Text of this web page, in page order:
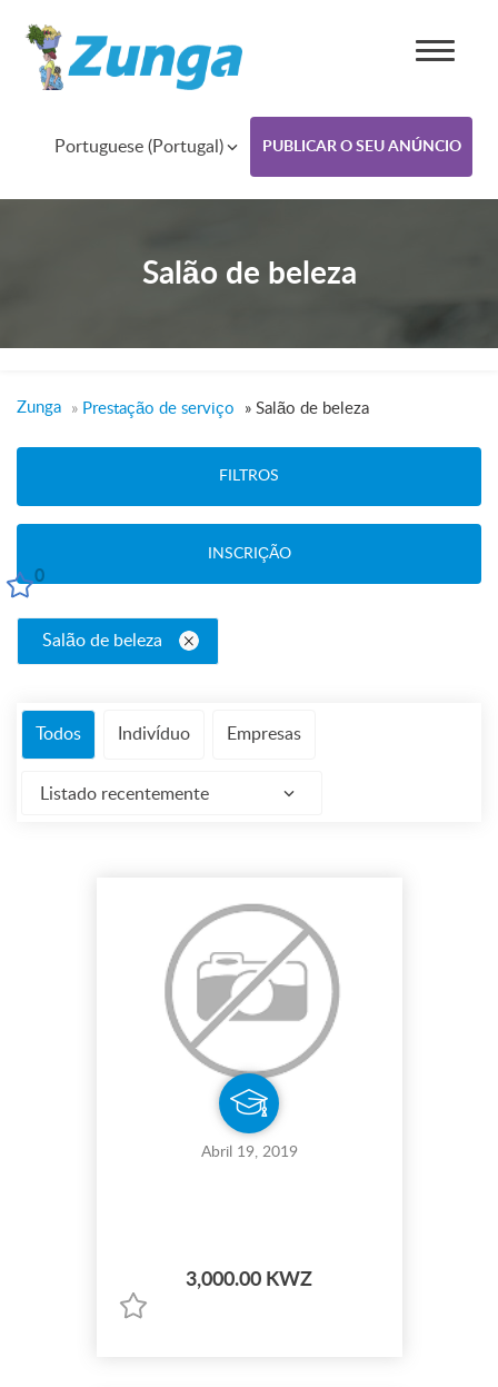
0
Portuguese (Portugal) PUBLICAR O SEU ANÚNCIO
Salão de beleza
Zunga » Prestação de serviço » Salão de beleza
FILTROS
INSCRIÇÃO
Salão de beleza
Todos Indivíduo Empresas
Listado recentemente
Abril 19, 2019
3,000.00 KWZ